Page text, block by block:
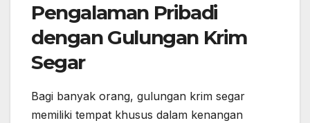
Pengalaman Pribadi
dengan Gulungan Krim
Segar
Bagi banyak orang, gulungan krim segar
memiliki tempat khusus dalam kenangan